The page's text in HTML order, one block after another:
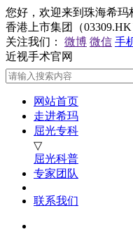
您好，欢迎来到珠海希玛
香港上市集团（
关注我们：
微博 微信 手
近视手术官网
网站首页
走进希玛
屈光专科
▽
屈光科普
专家团队
联系我们